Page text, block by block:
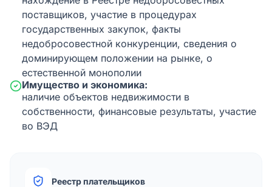
поставщиков, участие в процедурах
государственных закупок, факты
недобросовестной конкуренции, сведения о
доминирующем положении на рынке, о
естественной монополии
Имущество и экономика:
наличие объектов недвижимости в
собственности, финансовые результаты, участие
во ВЭД
Реестр плательщиков